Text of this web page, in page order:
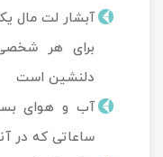
آبشار لت مال
برای هر
دلنشین است
آب و هوای
ساعاتی که در